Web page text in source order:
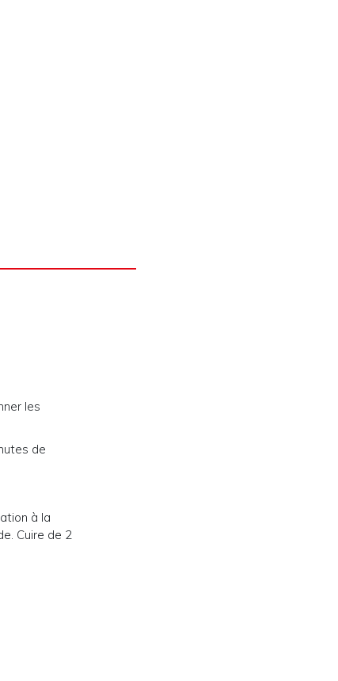
les
de
à la
Cuire de 2